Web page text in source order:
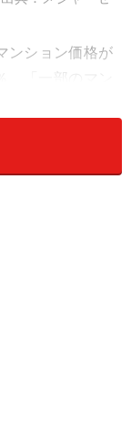
ンション価格が
「一部のマン
いると感じて
検討段階が進む
ろ」の段階の方